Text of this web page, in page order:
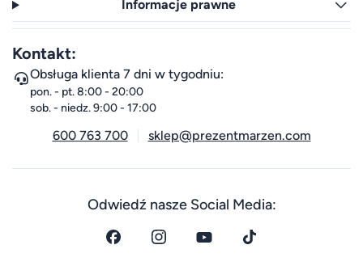
Informacje prawne
Kontakt:
Obsługa klienta 7 dni w tygodniu:
pon. - pt. 8:00 - 20:00
sob. - niedz. 9:00 - 17:00
600 763 700 sklep@prezentmarzen.com
Odwiedź nasze Social Media: